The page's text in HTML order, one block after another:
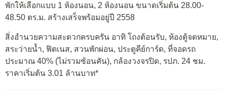
พักให้เลือกแบบ 1 ห้องนอน, 2 ห้องนอน ขนาดเริ่มต้น 28.00-
48.50 ตร.ม. สร้างเสร็จพร้อมอยู่ปี 2558
สิ่งอำนวยความสะดวกครบครัน อาทิ โถงต้อนรับ, ห้องตู้จดหมาย,
สระว่ายน้ำ, ฟิตเนส, สวนพักผ่อน, ประตูคีย์การ์ด, ที่จอดรถ
ประมาณ 40% (ไม่รวมซ้อนคัน), กล้องวงจรปิด, รปภ. 24 ชม.
ราคาเริ่มต้น 3.01 ล้านบาท*